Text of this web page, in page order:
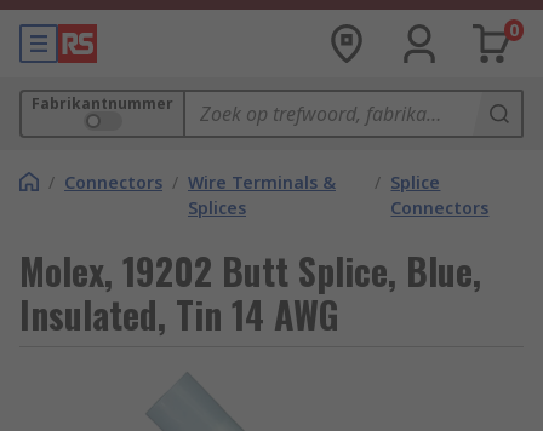
0
Fabrikantnummer
/ Connectors / Wire Terminals &
Splices
/ Splice
Connectors
Molex, 19202 Butt Splice, Blue,
Insulated, Tin 14 AWG